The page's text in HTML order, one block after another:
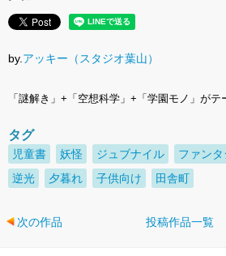
by. アッキー（スタジオ葉山）
「謎解き」+「空想科学」+「学園モノ」がテ
タグ
児童書 妖怪 ジュブナイル ファンタ
逆光
夕暮れ 子供向け 田舎町
次の作品 投稿作品一覧